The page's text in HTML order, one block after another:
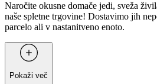
Naročite okusne domače jedi, sveža
naše spletne trgovine! Dostavimo jih
parcelo ali v nastanitveno enoto.
Pokaži več